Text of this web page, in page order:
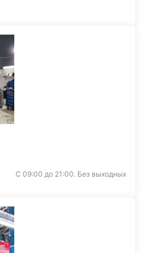
С 09:00 до 21:00. Без выходных